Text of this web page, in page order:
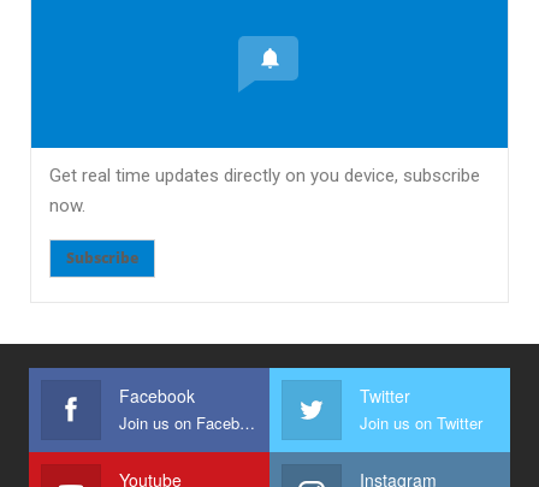
Get real time updates directly on you device, subscribe
now.
Subscribe
Facebook
Join us on Facebook
Twitter
Join us on Twitter
Youtube Instagram